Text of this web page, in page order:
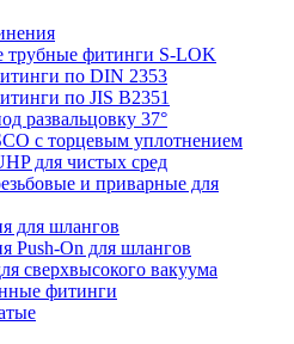
фитинги S-LOK
по DIN 2353
по JIS B2351
развальцовку 37°
с торцевым уплотнением
для чистых сред
и приварные для
для шлангов
Push-On для шлангов
сверхвысокого вакуума
фитинги